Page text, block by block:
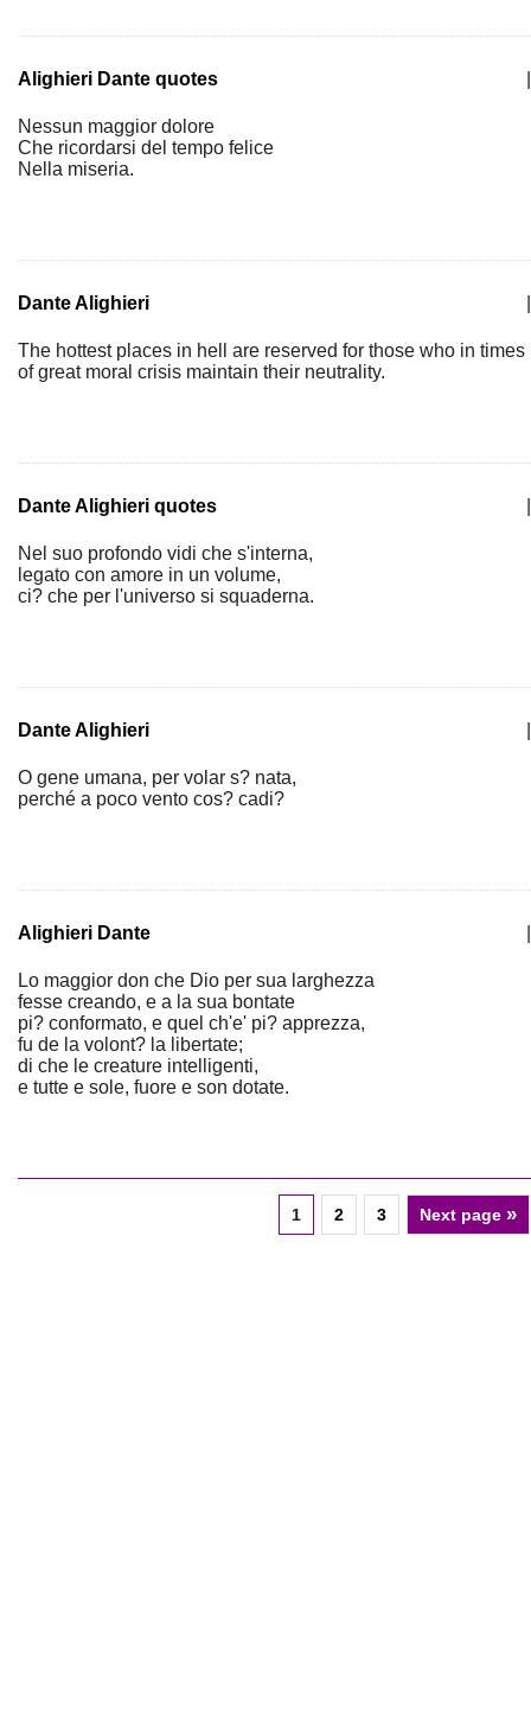
Alighieri Dante quotes
Nessun maggior dolore
Che ricordarsi del tempo felice
Nella miseria.
Dante Alighieri
The hottest places in hell are reserved for those who in times
of great moral crisis maintain their neutrality.
Dante Alighieri quotes
Nel suo profondo vidi che s'interna,
legato con amore in un volume,
ci? che per l'universo si squaderna.
Dante Alighieri
O gene umana, per volar s? nata,
perché a poco vento cos? cadi?
Alighieri Dante
Lo maggior don che Dio per sua larghezza
fesse creando, e a la sua bontate
pi? conformato, e quel ch'e' pi? apprezza,
fu de la volont? la libertate;
di che le creature intelligenti,
e tutte e sole, fuore e son dotate.
1 2 3 Next page »